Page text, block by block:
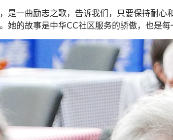
是一曲励志之歌，告诉我们，只要保持耐
她的故事是中华CC社区服务的骄傲，也是每